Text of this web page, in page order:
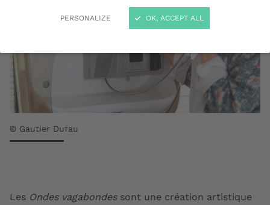
PERSONALIZE OK, ACCEPT ALL
© Gautier Dufau
Les Ondes vagabondes sont une création artistique